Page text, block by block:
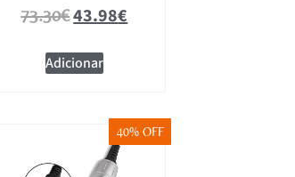
73.30€43.98€
Adicionar
40% OFF